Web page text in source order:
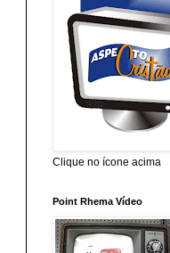
Clique no ícone acima
Point Rhema Vídeo